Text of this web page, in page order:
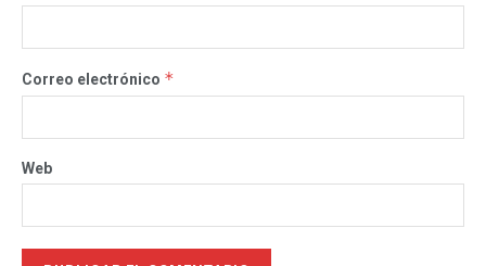
Correo electrónico *
Web